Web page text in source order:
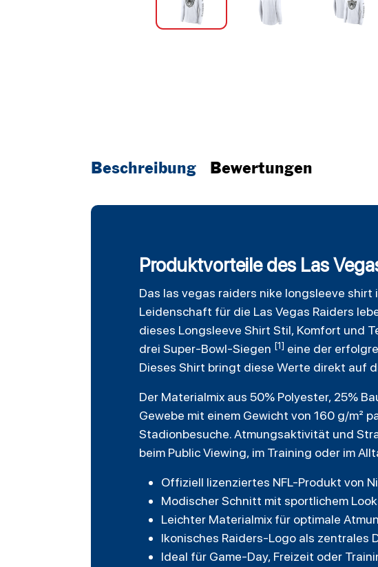
Beschreibung Bewertungen
Produktvorteile des Las
Das las vegas raiders nike longsleeve shirt
Leidenschaft für die Las Vegas Raiders
dieses Longsleeve Shirt Stil, Komfort und
drei Super-Bowl-Siegen [1] eine der
Dieses Shirt bringt diese Werte direkt auf
Der Materialmix aus 50% Polyester, 25%
Gewebe mit einem Gewicht von 160 g/m²
Stadionbesuche. Atmungsaktivität und
beim Public Viewing, im Training oder im
Offiziell lizenziertes NFL-Produkt von
Modischer Schnitt mit sportlichem
Leichter Materialmix für optimale
Ikonisches Raiders-Logo als zentrales
Ideal für Game-Day, Freizeit oder